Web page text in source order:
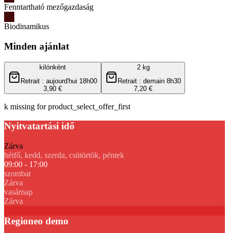
Fenntartható mezőgazdaság
Biodinamikus
Minden ajánlat
kilónként
Retrait : aujourd'hui 18h00
3,90 €
2 kg
Retrait : demain 8h30
7,20 €
k missing for product_select_offer_first
Nyitvatartási idő
Zárva
hétfő, kedd, szerda, csütörtök, péntek
09:00 - 17:00
szombat
Zárva
vasárnap
Zárva
Regioneo demo